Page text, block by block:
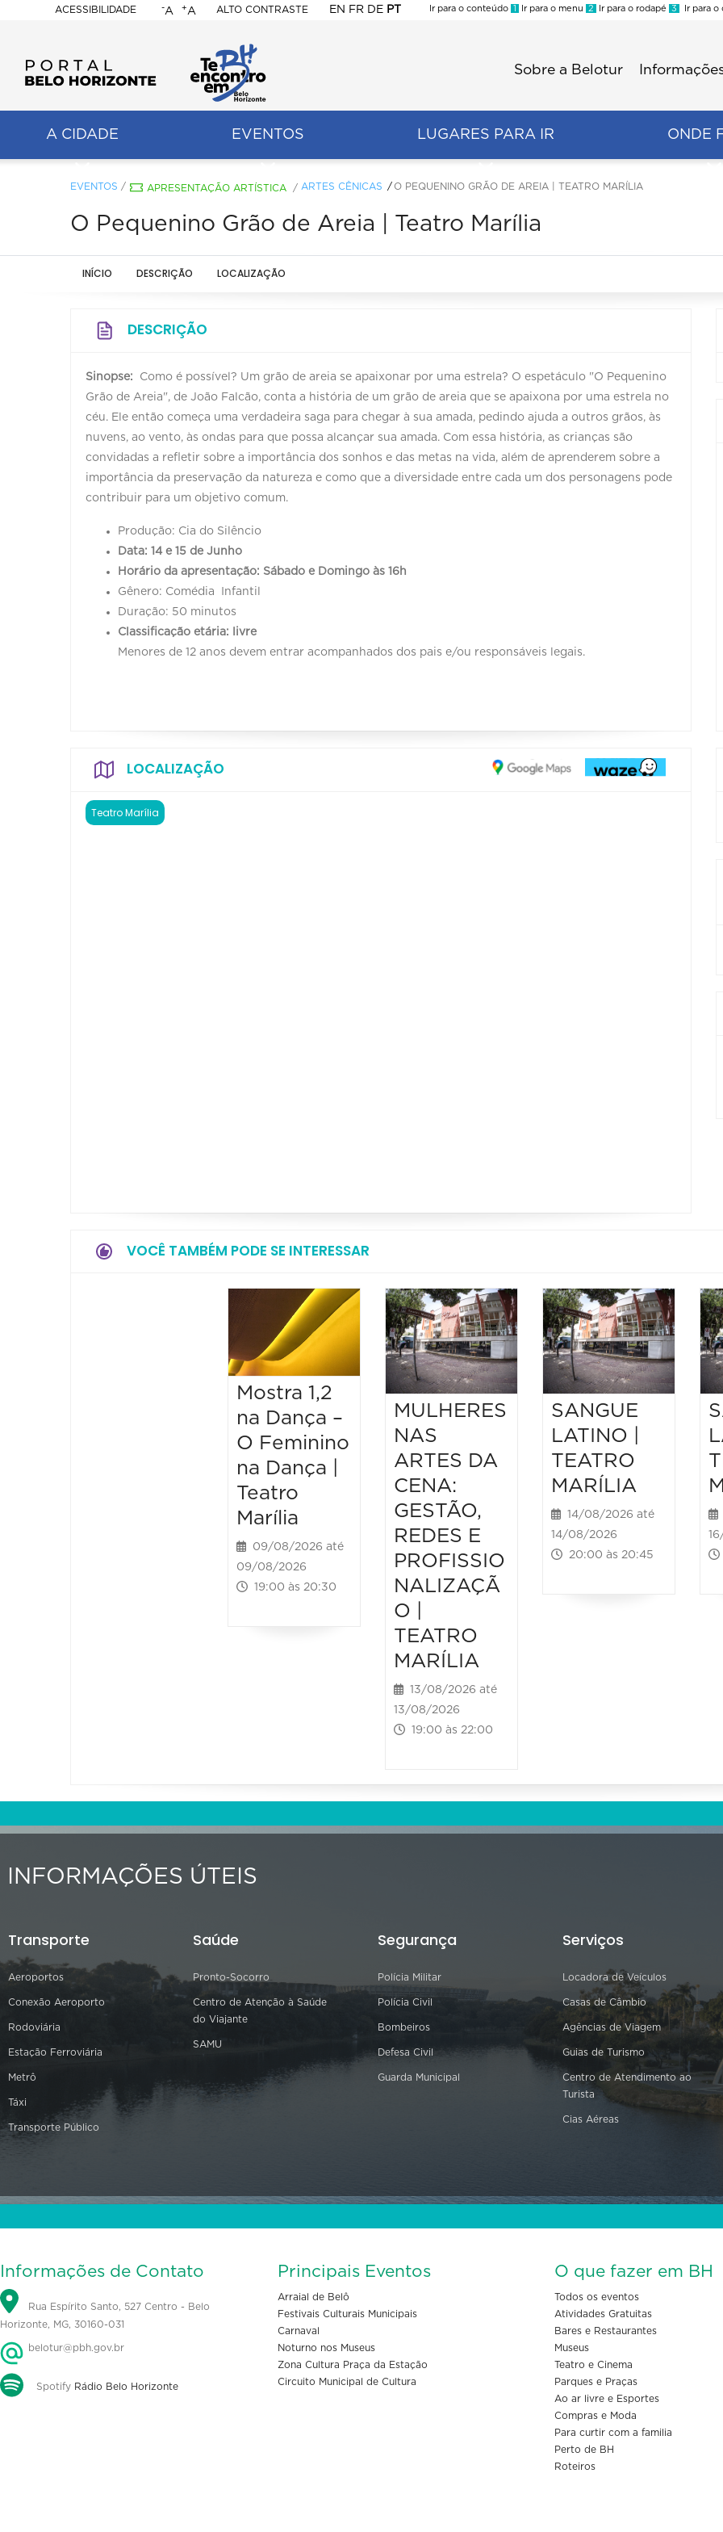
ACESSIBILIDADE
BELO
HORIZONTE
-A +A ALTO CONTRASTE EN FR DE PT
Ir para o conteúdo 1 Ir para o menu 2 Ir para o rodapé 3 Ir para o
Sobre a Belotur
A CIDADE EVENTOS LUGARES PARA IR ONDE
EVENTOS / APRESENTAÇÃO ARTÍSTICA / ARTES CÊNICAS O PEQUENINO GRÃO DE AREIA | TEATRO MARÍLIA
O Pequenino Grão de Areia | Teatro Marília
INÍCIO DESCRIÇÃO LOCALIZAÇÃO
DESCRIÇÃO
Sinopse: Como é possível? Um grão de areia se apaixonar por uma estrela? O espetáculo "O Pequenino
Grão de Areia", de João Falcão, conta a história de um grão de areia que se apaixona por uma estrela no
céu. Ele então começa uma verdadeira saga para chegar à sua amada, pedindo ajuda a outros grãos, às
nuvens, ao vento, às ondas para que possa alcançar sua amada. Com essa história, as crianças são
convidadas a refletir sobre a importância dos sonhos e das metas na vida, além de aprenderem sobre a
importância da preservação da natureza e como que a diversidade entre cada um dos personagens pode
contribuir para um objetivo comum.
Produção: Cia do Silêncio
Data: 14 e 15 de Junho
Horário da apresentação: Sábado e Domingo às 16h
Gênero: Comédia Infantil
Duração: 50 minutos
Classificação etária: livre
Menores de 12 anos devem entrar acompanhados dos pais e/ou responsáveis legais.
LOCALIZAÇÃO
Teatro Marília
VOCÊ TAMBÉM PODE SE INTERESSAR
Mostra 1,2
na Dança –
O Feminino
na Dança |
Teatro
Marília
09/08/2026 até
09/08/2026
19:00 às 20:30
MULHERES
NAS
ARTES DA
CENA:
GESTÃO,
REDES E
PROFISSIO
NALIZAÇÃ
O |
TEATRO
MARÍLIA
13/08/2026 até
13/08/2026
19:00 às 22:00
SANGUE
LATINO |
TEATRO
MARÍLIA
14/08/2026 até
14/08/2026
20:00 às 20:45
INFORMAÇÕES ÚTEIS
Transporte
Aeroportos
Conexão Aeroporto
Rodoviária
Estação Ferroviária
Metrô
Táxi
Transporte Público
Saúde
Pronto-Socorro
Centro de Atenção à Saúde
do Viajante
SAMU
Segurança
Polícia Militar
Polícia Civil
Bombeiros
Defesa Civil
Guarda Municipal
Serviços
Locadora de Veículos
Casas de Câmbio
Agências de Viagem
Guias de Turismo
Centro de Atendimento ao
Turista
Cias Aéreas
Informações de Contato
Rua Espírito Santo, 527 Centro - Belo
Horizonte, MG, 30160-031
belotur@pbh.gov.br
Spotify Rádio Belo Horizonte
Principais Eventos
Arraial de Belô
Festivais Culturais Municipais
Carnaval
Noturno nos Museus
Zona Cultura Praça da Estação
Circuito Municipal de Cultura
O que fazer em BH
Todos os eventos
Atividades Gratuitas
Bares e Restaurantes
Museus
Teatro e Cinema
Parques e Praças
Ao ar livre e Esportes
Compras e Moda
Para curtir com a familia
Perto de BH
Roteiros